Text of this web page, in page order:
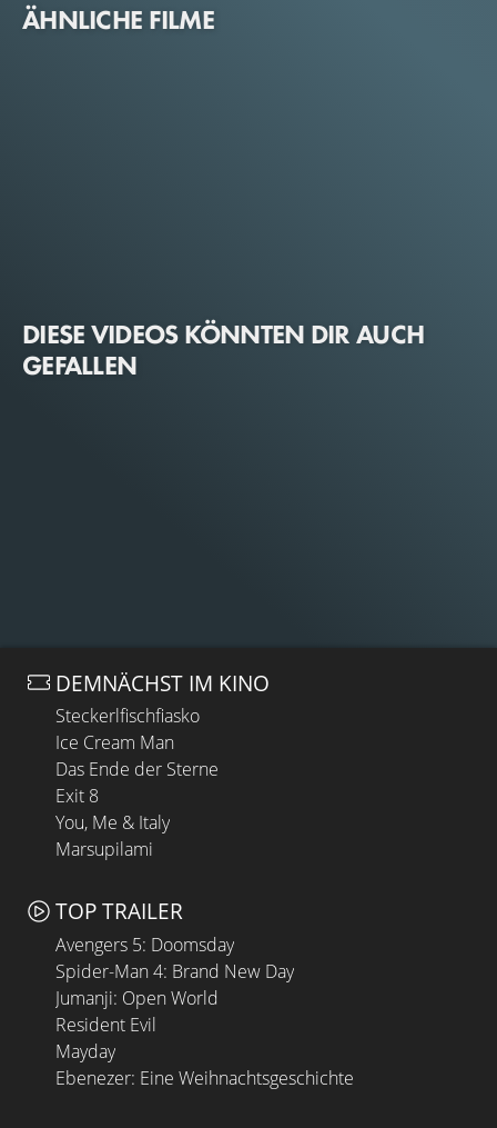
ÄHNLICHE FILME
DIESE VIDEOS KÖNNTEN DIR AUCH
GEFALLEN
DEMNÄCHST IM KINO
Steckerlfischfiasko
Ice Cream Man
Das Ende der Sterne
Exit 8
You, Me & Italy
Marsupilami
TOP TRAILER
Avengers 5: Doomsday
Spider-Man 4: Brand New Day
Jumanji: Open World
Resident Evil
Mayday
Ebenezer: Eine Weihnachtsgeschichte